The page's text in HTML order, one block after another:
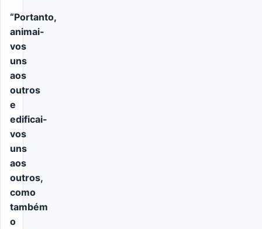
“Portanto,
animai-
vos
uns
aos
outros
e
edificai-
vos
uns
aos
outros,
como
também
o